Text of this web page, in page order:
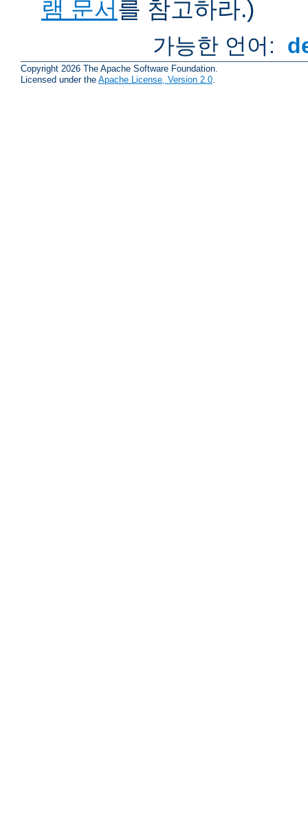
램 문서를 참고하라.)
가능한 언어:
Copyright 2026 The Apache Software Foundation.
Licensed under the Apache License, Version 2.0.